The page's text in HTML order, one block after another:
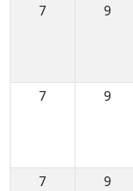
7
9
7
9
7
9